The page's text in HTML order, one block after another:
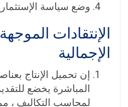
وضع سياسة
الإنتقادات
الإجمالية
إن تحميل الإنتاج
المباشرة يخضع
لمحاسب التكاليف ،